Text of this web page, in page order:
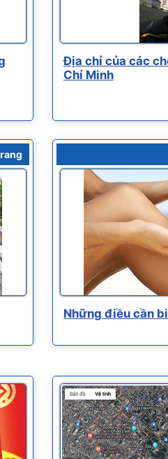
Địa chỉ của các
Chí Minh
Những điều cần